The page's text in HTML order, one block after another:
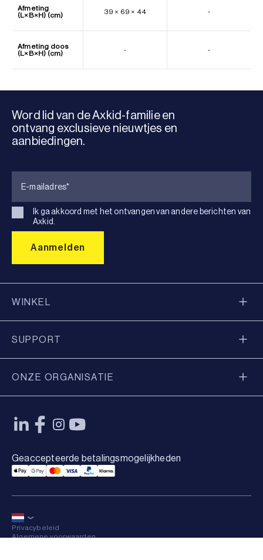
Afmeting
(L×B×H) (cm)
39 × 69 × 44 -
Afmeting doos
(L×B×H) (cm)
- -
Word lid van de Axkid-familie en
ontvang exclusieve nieuwtjes en
aanbiedingen.
Ik ga akkoord met het ontvangen van andere berichten van
Axkid.
WINKEL
SUPPORT
ONZE ORGANISATIE
Geaccepteerde betalingsmogelijkheden
Applepay Payment
Googlepay Payment
Mastercard Payment
Visa Payment
Paypal Payment
Klarna Payment
Privacybeleid
Algemene voorwaarden